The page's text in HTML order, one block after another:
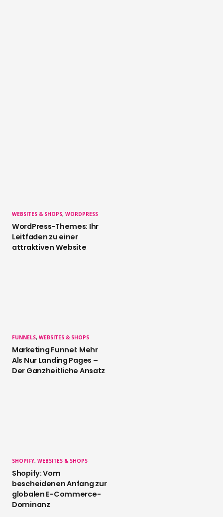
WEBSITES & SHOPS, WORDPRESS
WordPress-Themes: Ihr
Leitfaden zu einer
attraktiven Website
FUNNELS, WEBSITES & SHOPS
Marketing Funnel: Mehr
Als Nur Landing Pages –
Der Ganzheitliche Ansatz
SHOPIFY, WEBSITES & SHOPS
Shopify: Vom
bescheidenen Anfang zur
globalen E-Commerce-
Dominanz